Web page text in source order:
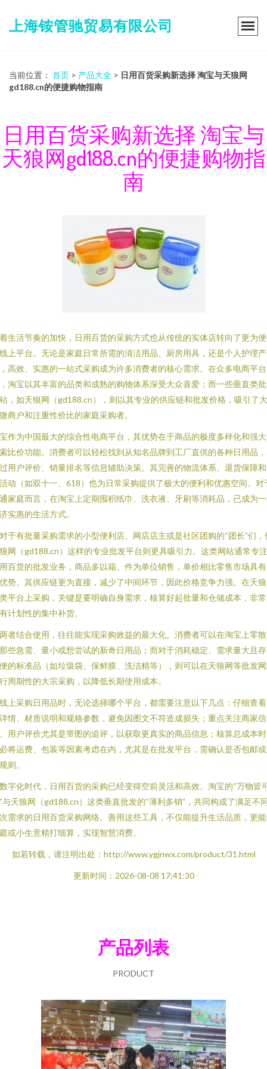
上海铵管驰贸易有限公司
当前位置： 首页 > 产品大全 > 日用百货采购新选择 淘宝与天狼网
gd188.cn的便捷购物指南
日用百货采购新选择 淘宝与
天狼网gd188.cn的便捷购物指
南
生活节奏的加快，日用百货的采购方式也从传统的实体店转向了更为
上平台。无论是家庭日常所需的清洁用品、厨房用具，还是个人护理产
高效、实惠的一站式采购成为许多消费者的核心需求。在众多电商平台
淘宝以其丰富的品类和成熟的购物体系深受大众喜爱；而一些垂直类
，如天狼网（gd188.cn），则以其专业的供应链和批发价格，吸引了
商户和注重性价比的家庭采购者。
作为中国最大的综合性电商平台，其优势在于商品的极度多样化和强
比价功能。消费者可以轻松找到从知名品牌到工厂直供的各种日用品
用户评价、销量排名等信息辅助决策。其完善的物流体系、退货保障
动（如双十一、618）也为日常采购提供了极大的便利和优惠空间。对
家庭而言，在淘宝上定期囤积纸巾、洗衣液、牙刷等消耗品，已成为
实惠的生活方式。
于有批量采购需求的小型便利店、网店店主或是社区团购的“团长”们，
网（gd188.cn）这样的专业批发平台则更具吸引力。这类网站通常专
百货的批发业务，商品多以箱、件为单位销售，单价相比零售市场具
势。其供应链更为直接，减少了中间环节，因此价格竞争力强。在天
平台上采购，关键是要明确自身需求，核算好起批量和仓储成本，非
计划性的集中补货。
者结合使用，往往能实现采购效益的最大化。消费者可以在淘宝上零
些急需、量小或想尝试的新奇日用品；而对于消耗稳定、需求量大且
的标准品（如垃圾袋、保鲜膜、洗洁精等），则可以在天狼网等批发
周期性的大宗采购，以降低长期使用成本。
上采购日用品时，无论选择哪个平台，都需要注意以下几点：仔细查
情、材质说明和规格参数，避免因图文不符造成损失；重点关注商家信
用户评价尤其是带图的追评，以获取更真实的商品信息；核算总成本
将运费、包装等因素考虑在内，尤其是在批发平台，需确认是否包邮
则。
字化时代，日用百货的采购已经变得空前灵活和高效。淘宝的“万物皆
与天狼网（gd188.cn）这类垂直批发的“薄利多销”，共同构成了满足不
需求的日用百货采购网络。善用这些工具，不仅能提升生活品质，更
或小生意精打细算，实现智慧消费。
如若转载，请注明出处：http://www.ygjnwx.com/product/31.html
更新时间：2026-08-08 17:41:30
产品列表
PRODUCT